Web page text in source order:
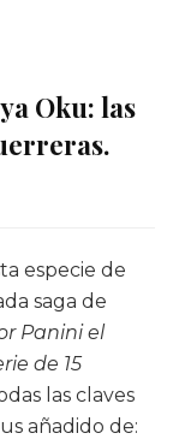
Oku: las
especie de
saga de
Panini el
de 15
las claves
añadido de: